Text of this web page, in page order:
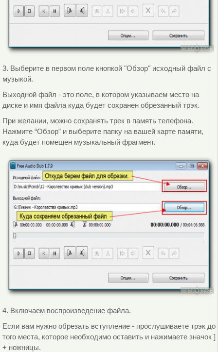
3. Выберите в первом поле кнопкой "Обзор" исходный файл с
музыкой.
Выходной файл - это поле, в котором указываем место на
диске и имя файла куда будет сохранен обрезанный трэк.
При желании, можно сохранять трек в память телефона.
Нажмите “Обзор” и выберите папку на вашей карте памяти,
куда будет помещен музыкальный фрагмент.
4. Включаем воспроизведение файла.
Если вам нужно обрезать вступление - прослушиваете трэк до
того места, которое необходимо оставить и нажимаете значок ]
+ ножницы.